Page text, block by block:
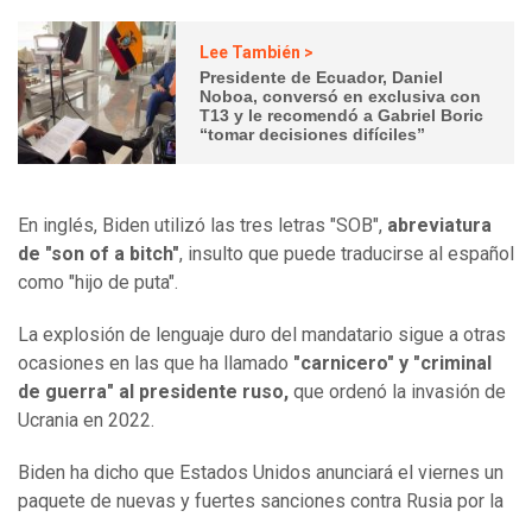
Lee También >
Presidente de Ecuador, Daniel
Noboa, conversó en exclusiva con
T13 y le recomendó a Gabriel Boric
“tomar decisiones difíciles”
En inglés, Biden utilizó las tres letras "SOB", abreviatura
de "son of a bitch", insulto que puede traducirse al español
como "hijo de puta".
La explosión de lenguaje duro del mandatario sigue a otras
ocasiones en las que ha llamado "carnicero" y "criminal
de guerra" al presidente ruso, que ordenó la invasión de
Ucrania en 2022.
Biden ha dicho que Estados Unidos anunciará el viernes un
paquete de nuevas y fuertes sanciones contra Rusia por la